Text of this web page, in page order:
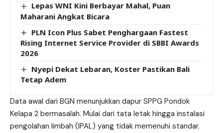
Lepas WNI Kini Berbayar Mahal, Puan
Maharani Angkat Bicara
PLN Icon Plus Sabet Penghargaan Fastest
Rising Internet Service Provider di SBBI Awards
2026
Nyepi Dekat Lebaran, Koster Pastikan Bali
Tetap Adem
Data awal dari BGN menunjukkan dapur SPPG Pondok
Kelapa 2 bermasalah. Mulai dari tata letak hingga instalasi
pengolahan limbah (IPAL) yang tidak memenuhi standar.